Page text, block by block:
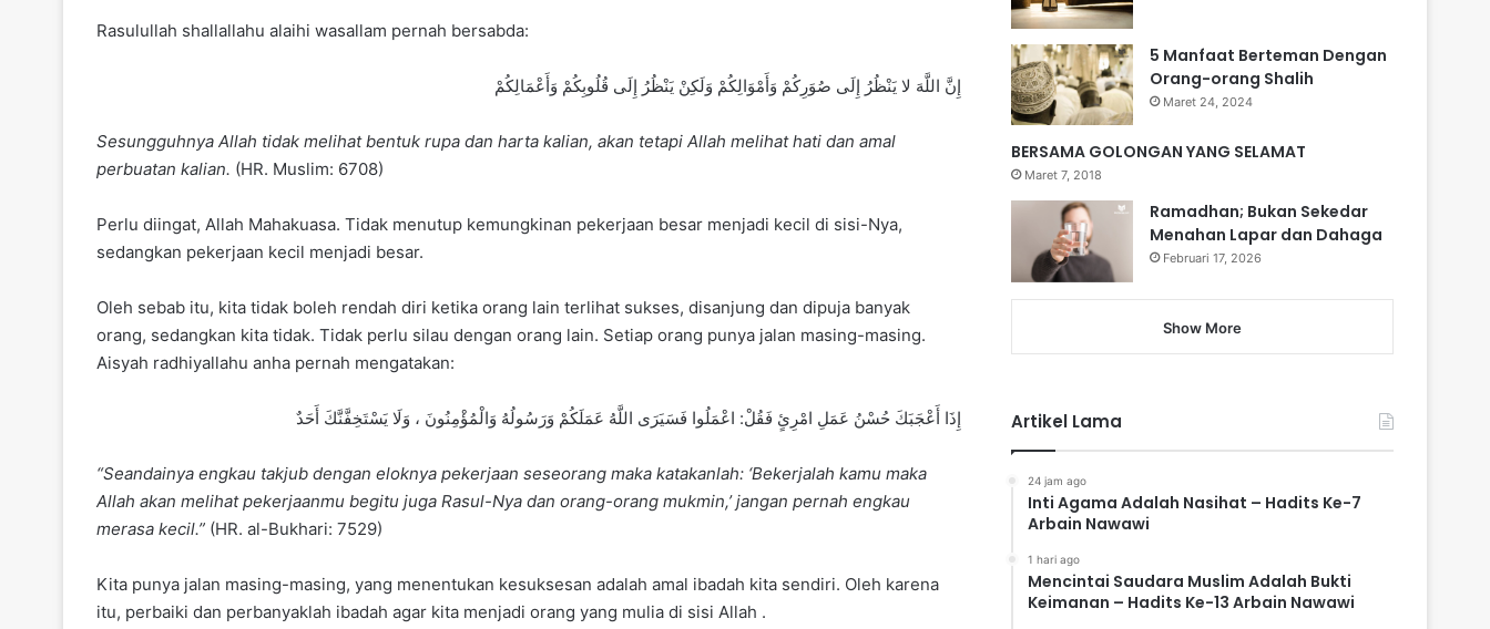
Rasulullah shallallahu alaihi wasallam pernah bersabda:
إِنَّ اللَّهَ لا يَنْظُرُ إِلَى صُوَرِكُمْ وَأَمْوَالِكُمْ وَلَكِنْ يَنْظُرُ إِلَى قُلُوبِكُمْ وَأَعْمَالِكُمْ
Sesungguhnya Allah tidak melihat bentuk rupa dan harta kalian, akan tetapi Allah melihat hati dan amal
perbuatan kalian. (HR. Muslim: 6708)
Perlu diingat, Allah Mahakuasa. Tidak menutup kemungkinan pekerjaan besar menjadi kecil di sisi-Nya,
sedangkan pekerjaan kecil menjadi besar.
Oleh sebab itu, kita tidak boleh rendah diri ketika orang lain terlihat sukses, disanjung dan dipuja banyak
orang, sedangkan kita tidak. Tidak perlu silau dengan orang lain. Setiap orang punya jalan masing-masing.
Aisyah radhiyallahu anha pernah mengatakan:
إِذَا أَعْجَبَكَ حُسْنُ عَمَلِ امْرِئٍ فَقُلْ: اعْمَلُوا فَسَيَرَى اللَّهُ عَمَلَكُمْ وَرَسُولُهُ وَالْمُؤْمِنُونَ ، وَلَا يَسْتَخِفَّنَّكَ أَحَدٌ
“Seandainya engkau takjub dengan eloknya pekerjaan seseorang maka katakanlah: ‘Bekerjalah kamu maka
Allah akan melihat pekerjaanmu begitu juga Rasul-Nya dan orang-orang mukmin,’ jangan pernah engkau
merasa kecil.” (HR. al-Bukhari: 7529)
Kita punya jalan masing-masing, yang menentukan kesuksesan adalah amal ibadah kita sendiri. Oleh karena
itu, perbaiki dan perbanyaklah ibadah agar kita menjadi orang yang mulia di sisi Allah .
5 Manfaat Berteman Dengan
Orang-orang Shalih
Maret 24, 2024
BERSAMA GOLONGAN YANG SELAMAT
Maret 7, 2018
Ramadhan; Bukan Sekedar
Menahan Lapar dan Dahaga
Februari 17, 2026
Show More
Artikel Lama
24 jam ago
Inti Agama Adalah Nasihat – Hadits Ke-7
Arbain Nawawi
1 hari ago
Mencintai Saudara Muslim Adalah Bukti
Keimanan – Hadits Ke-13 Arbain Nawawi